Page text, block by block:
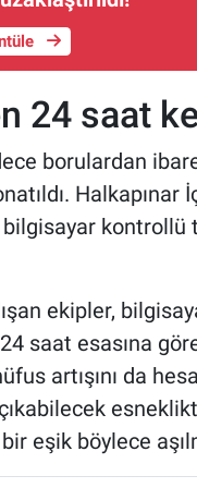
24 saat
borulardan
ekipler,
saat esasına
artışını da
eşik böylece